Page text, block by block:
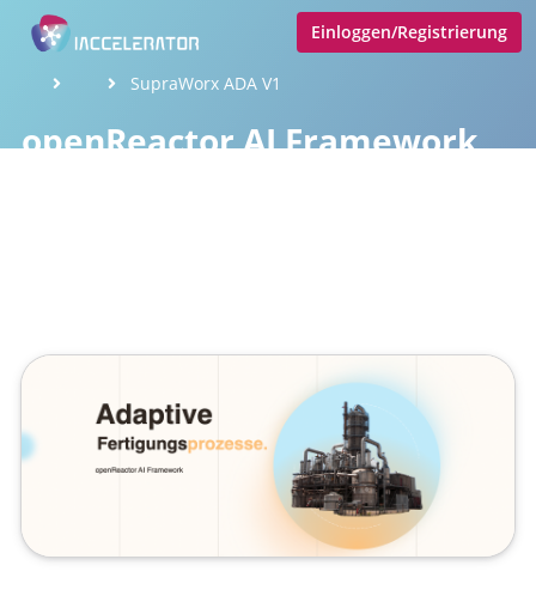
Einloggen/Registrierung
SupraWorx ADA V1
openReactor AI Framework